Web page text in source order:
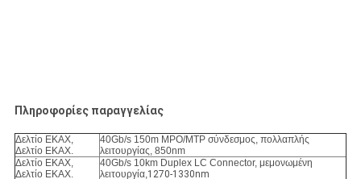
Πληροφορίες παραγγελίας
Δελτίο ΕΚΑΧ,
Δελτίο ΕΚΑΧ.
40Gb/s 150m MPO/MTP σύνδεσμος, πολλαπλής
λειτουργίας, 850nm
Δελτίο ΕΚΑΧ,
Δελτίο ΕΚΑΧ.
40Gb/s 10km Duplex LC Connector, μεμονωμένη
λειτουργία,1270-1330nm